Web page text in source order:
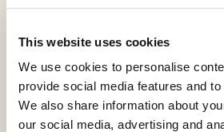
This website uses cookies
We use cookies to personalise
provide social media features and
We also share information about
our social media, advertising and
科学論文校閲
学術翻訳
ジャーナル推奨